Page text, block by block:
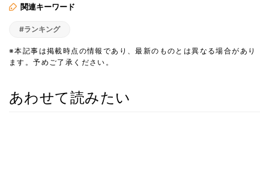
関連キーワード
#ランキング
※本記事は掲載時点の情報であり、最新のものとは異なる場合があり
ます。予めご了承ください。
あわせて読みたい